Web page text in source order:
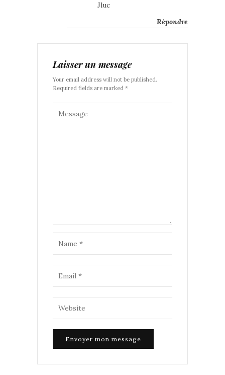
Jluc
Répondre
Laisser un message
Your email address will not be published.
Required fields are marked *